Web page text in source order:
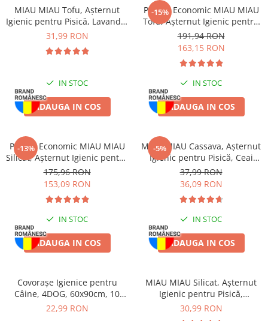
Câine Adult
Diete Veterinare Câini
Biscuiți
Piele Presată
Cremoase
Semi-umede
Îngrijire Câini
Covorașe Igienice Câini
Igienă Câini
Șampoane Câini
Antiparazitare Câini
Perii & Piepteni
Accesorii Câini
Culcușuri & Saltele Câini
MIAU MIAU Tofu, Așternut
Igienic pentru Pisică, Lavandă,
6L
31,99 RON
IN STOC
ADAUGA IN COS
-15%
Pachet Economic MIAU MIAU
Tofu, Așternut Igienic pentru
Pisică, Lavandă, 6x6L
191,94 RON
163,15 RON
IN STOC
ADAUGA IN COS
-13%
Pachet Economic MIAU MIAU
Silicat, Așternut Igienic pentru
Pisică, Fresh, 4x8L
175,96 RON
153,09 RON
IN STOC
ADAUGA IN COS
-5%
MIAU MIAU Cassava, Așternut
Igienic pentru Pisică, Ceai
Verde, 6L
37,99 RON
36,09 RON
IN STOC
ADAUGA IN COS
Covorașe Igienice pentru
Câine, 4DOG, 60x90cm, 10
bucăți
22,99 RON
MIAU MIAU Silicat, Așternut
Igienic pentru Pisică,
Clumping, 5L
30,99 RON